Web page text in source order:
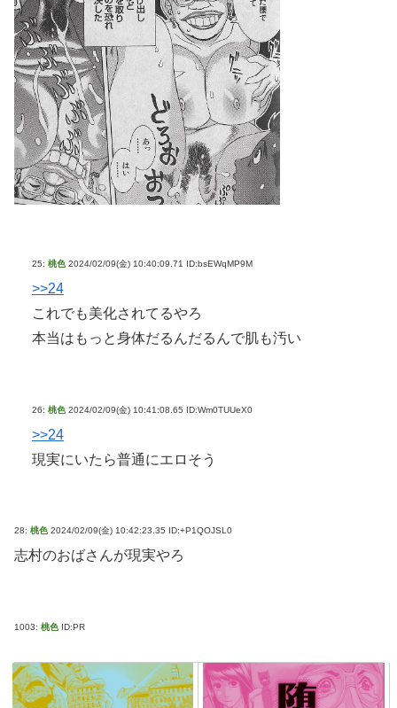
25: 桃色 2024/02/09(金) 10:40:09.71 ID:bsEWqMP9M
>>24
これでも美化されてるやろ
本当はもっと身体だるんだるんで肌も汚い
26: 桃色 2024/02/09(金) 10:41:08.65 ID:Wm0TUUeX0
>>24
現実にいたら普通にエロそう
28: 桃色 2024/02/09(金) 10:42:23.35 ID:+P1QOJSL0
志村のおばさんが現実やろ
1003: 桃色 ID:PR